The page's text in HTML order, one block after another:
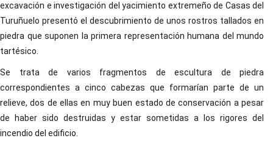
excavación e investigación del yacimiento extremeño de Casas del
Turuñuelo presentó el descubrimiento de unos rostros tallados en
piedra que suponen la primera representación humana del mundo
tartésico.
Se trata de varios fragmentos de escultura de piedra
correspondientes a cinco cabezas que formarían parte de un
relieve, dos de ellas en muy buen estado de conservación a pesar
de haber sido destruidas y estar sometidas a los rigores del
incendio del edificio.